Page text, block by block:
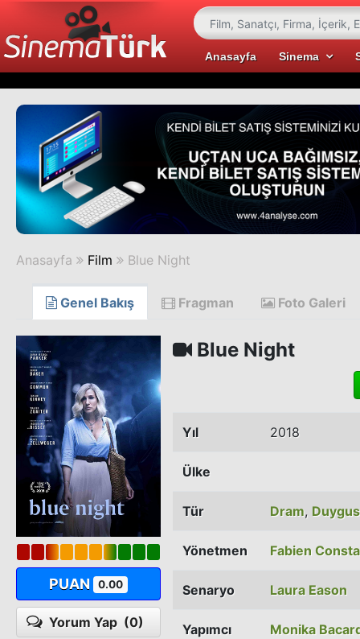
Anasayfa Sinema
Anasayfa Film Blue Night
Genel Bakış Fragman Foto Galeri
PUAN 0.00
Yorum Yap (0)
Blue Night
Yıl 2018
Ülke
Tür Dram,
Yönetmen Fabien
Senaryo Laura Eason
Yapımcı
Monika